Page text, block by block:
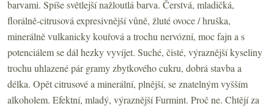
barvami. Spíše světlejší nažloutlá barva. Čerstvá, mladičká,
florálně-citrusová expresivnější vůně, žluté ovoce / hruška,
minerálně vulkanicky kouřová a trochu nervózní, moc fajn a s
potenciálem se dál hezky vyvíjet. Suché, čisté, výraznější kyseliny
trochu uhlazené pár gramy zbytkového cukru, dobrá stavba a
délka. Opět citrusové a minerální, plnější, se znatelným vyšším
alkoholem. Efektní, mladý, výraznější Furmint. Proč ne. Chtějí za